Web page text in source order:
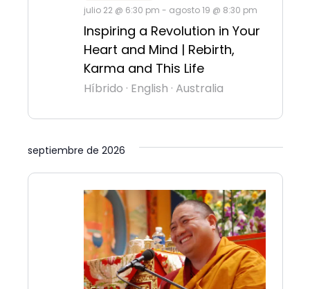
Inspiring a Revolution in Your
Heart and Mind | Rebirth,
Karma and This Life
Híbrido · English · Australia
julio 22 @ 6:30 pm - agosto 19 @ 8:30 pm
septiembre de 2026